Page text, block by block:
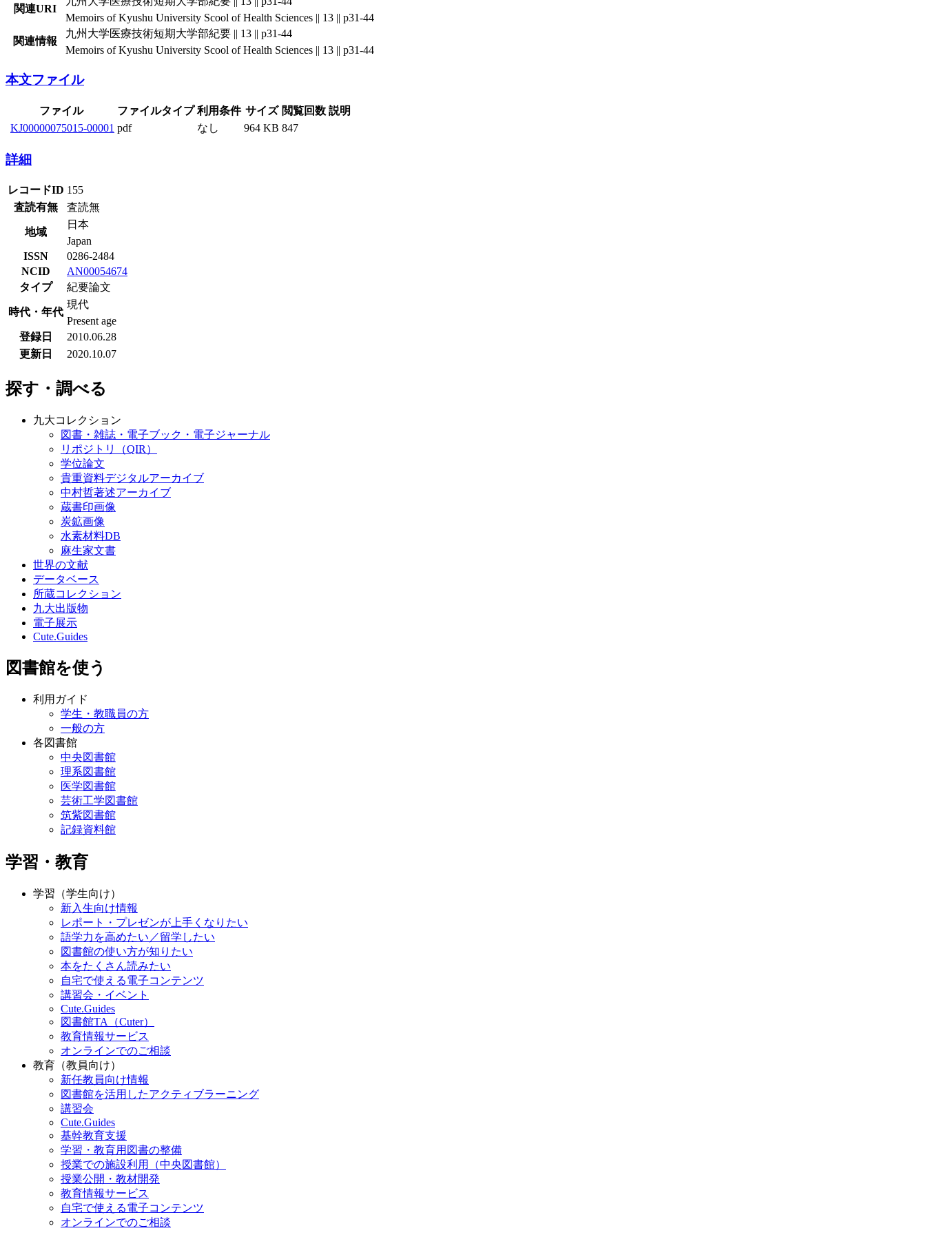
関連URI
Memoirs of Kyushu University Scool of Health Sciences || 13 || p31-44
関連情報
九州大学医療技術短期大学部紀要 || 13 || p31-44
Memoirs of Kyushu University Scool of Health Sciences || 13 || p31-44
本文ファイル
ファイル ファイルタイプ 利用条件 サイズ 閲覧回数 説明
KJ00000075015-00001 pdf なし 964 KB 847
詳細
レコードID 155
査読有無
査読無
地域
日本
Japan
ISSN
0286-2484
NCID
AN00054674
タイプ
紀要論文
時代・年代
現代
Present age
登録日
2010.06.28
更新日
2020.10.07
探す・調べる
九大コレクション
図書・雑誌・電子ブック・電子ジャーナル
リポジトリ（QIR）
学位論文
貴重資料デジタルアーカイブ
中村哲著述アーカイブ
蔵書印画像
炭鉱画像
水素材料DB
麻生家文書
世界の文献
データベース
所蔵コレクション
九大出版物
電子展示
Cute.Guides
図書館を使う
利用ガイド
学生・教職員の方
一般の方
各図書館
中央図書館
理系図書館
医学図書館
芸術工学図書館
筑紫図書館
記録資料館
学習・教育
学習（学生向け）
新入生向け情報
レポート・プレゼンが上手くなりたい
語学力を高めたい／留学したい
図書館の使い方が知りたい
本をたくさん読みたい
自宅で使える電子コンテンツ
講習会・イベント
Cute.Guides
図書館TA（Cuter）
教育情報サービス
オンラインでのご相談
教育（教員向け）
新任教員向け情報
図書館を活用したアクティブラーニング
講習会
Cute.Guides
基幹教育支援
学習・教育用図書の整備
授業での施設利用（中央図書館）
授業公開・教材開発
教育情報サービス
自宅で使える電子コンテンツ
オンラインでのご相談